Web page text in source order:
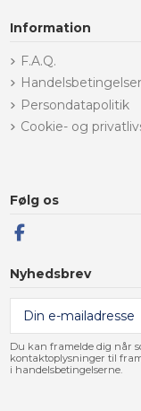
Information
F.A.Q.
Handelsbetingelser
Persondatapolitik
Cookie- og
Følg os
Nyhedsbrev
Du kan framelde dig når
kontaktoplysninger til
i handelsbetingelserne.